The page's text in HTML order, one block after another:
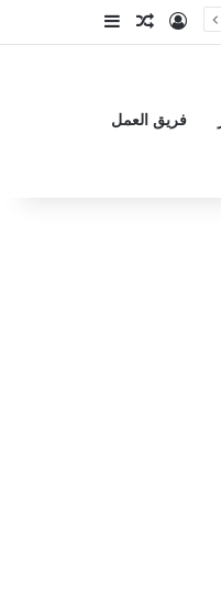
تسجيل الدخول
مقال عشوائي
إضافة عمود
فريق العمل